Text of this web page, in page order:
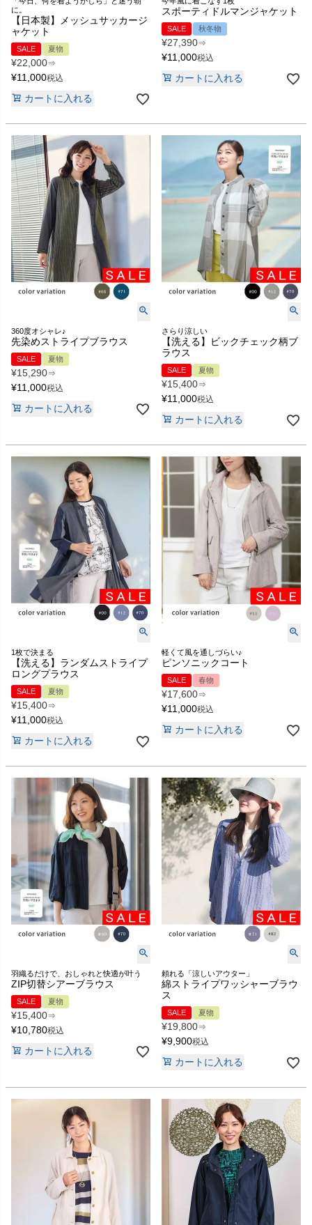
に。
【日本製】メッシュサッカージ
ャケット
SALE 夏物
¥22,000⇒
¥11,000税込
カートに入れる
スポーティドルマンジャケット
SALE 秋冬物
¥27,390⇒
¥11,000税込
カートに入れる
360度オシャレ♪
先染めストライプブラウス
SALE 夏物
¥15,290⇒
¥11,000税込
カートに入れる
さらり涼しい
【洗える】ビックチェック柄ブ
ラウス
SALE 夏物
¥15,400⇒
¥11,000税込
カートに入れる
1枚で決まる
【洗える】ランダムストライプ
ロングプラウス
SALE 夏物
¥15,400⇒
¥11,000税込
カートに入れる
軽くて風を通しづらい♪
ピンソニックコート
SALE 春物
¥17,600⇒
¥11,000税込
カートに入れる
羽織るだけで、おしゃれと快適が叶う
ZIP切替シアーブラウス
SALE 夏物
¥15,400⇒
¥10,780税込
カートに入れる
頼れる「涼しいアウター」
綿ストライプワッシャーブラウ
ス
SALE 夏物
¥19,800⇒
¥9,900税込
カートに入れる